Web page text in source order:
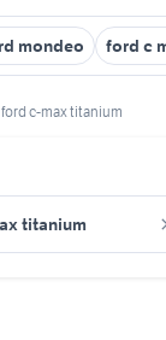
mondeo ford c
ford c-max titanium